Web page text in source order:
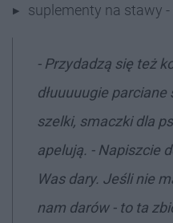
suplementy na stawy
- Przydadzą się też
dłuuuuugie
szelki, smaczki dla
apelują. - Napiszcie
Was dary. Jeśli nie
nam darów - to ta